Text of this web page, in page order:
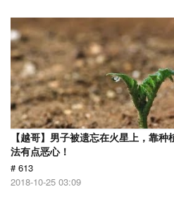
【越哥】男子被遗忘在火星上，靠
法有点恶心！
# 613
2018-10-25 03:09